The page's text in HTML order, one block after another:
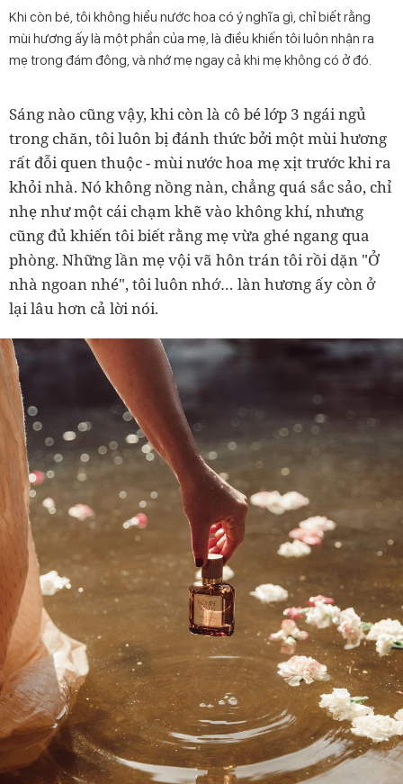
Khi còn bé, tôi không hiểu nước hoa có ý nghĩa gì, chỉ biết rằng
mùi hương ấy là một phần của mẹ, là điều khiến tôi luôn nhận ra
mẹ trong đám đông, và nhớ mẹ ngay cả khi mẹ không có ở đó.
Sáng nào cũng vậy, khi còn là cô bé lớp 3 ngái ngủ
trong chăn, tôi luôn bị đánh thức bởi một mùi hương
rất đỗi quen thuộc-mùi nước hoa mẹ xịt trước khi ra
khỏi nhà. Nó không nồng nàn, chẳng quá sắc sảo, chỉ
nhẹ như một cái chạm khẽ vào không khí, nhưng
cũng đủ khiến tôi biết rằng mẹ vừa ghé ngang qua
phòng. Những lần mẹ vội vã hôn trán tôi rồi dặn "Ở
nhà ngoan nhé", tôi luôn nhớ… làn hương ấy còn ở
lại lâu hơn cả lời nói.